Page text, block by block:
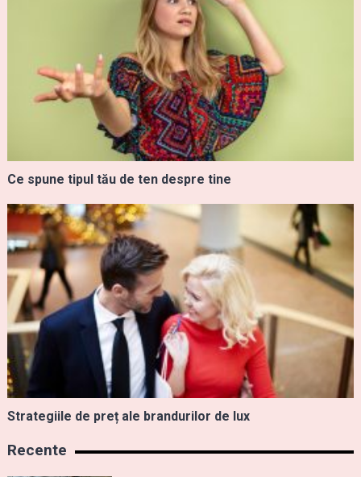
Ce spune tipul tău de ten despre tine
Strategiile de preț ale brandurilor de lux
Recente